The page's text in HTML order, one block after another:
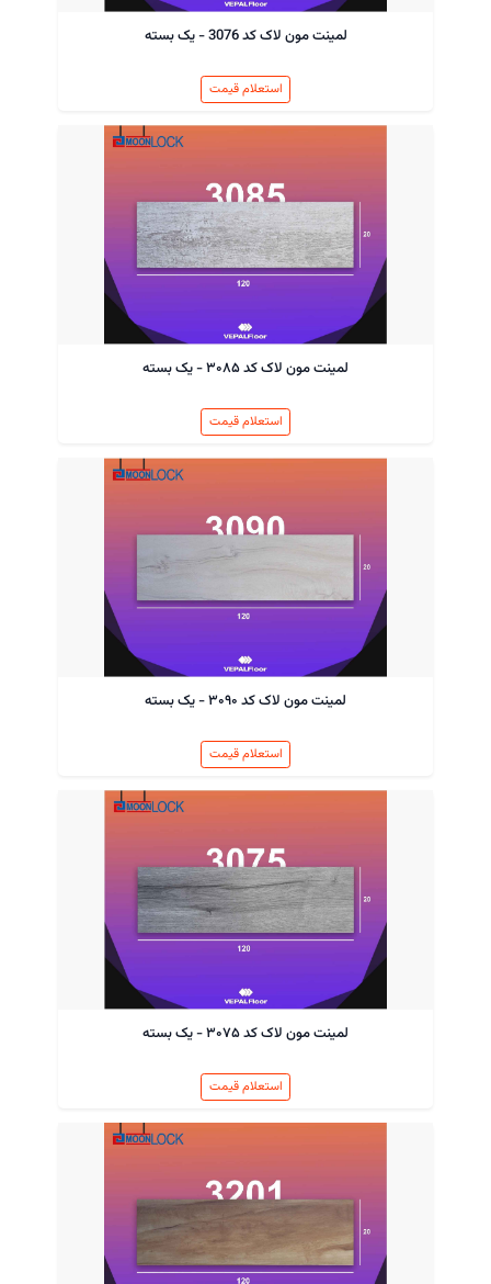
لمینت مون لاک کد 3076 - یک بسته
استعلام قیمت
لمینت مون لاک کد ۳۰۸۵ - یک بسته
استعلام قیمت
لمینت مون لاک کد ۳۰۹۰ - یک بسته
استعلام قیمت
لمینت مون لاک کد ۳۰۷۵ - یک بسته
استعلام قیمت